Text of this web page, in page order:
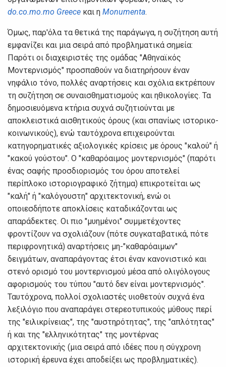
do.co.mo.mo Greece και η Monumenta.
Όμως, παρ'όλα τα θετικά της παράγωγα, η συζήτηση αυτή
εμφανίζει και μια σειρά από προβληματικά σημεία:
Παρότι οι διαχειριστές της ομάδας "Αθηναϊκός
Μοντερνισμός" προσπαθούν να διατηρήσουν έναν
νηφάλιο τόνο, πολλές αναρτήσεις και σχόλια εκτρέπουν
τη συζήτηση σε συναισθηματισμούς και ηθικολογίες. Τα
δημοσιευόμενα κτήρια συχνά συζητιούνται με
αποκλειστικά αισθητικούς όρους (και σπανίως ιστορικο-
κοινωνικούς), ενώ ταυτόχρονα επιχειρούνται
κατηγορηματικές αξιολογικές κρίσεις με όρους "καλού" ή
"κακού γούστου". Ο "καθαρόαιμος μοντερνισμός" (παρότι
ένας σαφής προσδιορισμός του όρου αποτελεί
περίπλοκο ιστοριογραφικό ζήτημα) επικροτείται ως
"καλή" ή "καλόγουστη" αρχιτεκτονική, ενώ οι
οποιεσδήποτε αποκλίσεις καταδικάζονται ως
απαράδεκτες. Οι πιο "μυημένοι" συμμετέχοντες
φροντίζουν να σχολιάζουν (πότε συγκαταβατικά, πότε
περιφρονητικά) αναρτήσεις μη-"καθαρόαιμων"
δειγμάτων, αναπαράγοντας έτσι έναν κανονιστικό και
στενό ορισμό του μοντερνισμού μέσα από ολιγόλογους
αφορισμούς του τύπου "αυτό δεν είναι μοντερνισμός".
Ταυτόχρονα, πολλοί σχολιαστές υιοθετούν συχνά ένα
λεξιλόγιο που αναπαράγει στερεοτυπικούς μύθους περί
της "ειλικρίνειας", της "αυστηρότητας", της "απλότητας"
ή και της "ελληνικότητας" της μοντέρνας
αρχιτεκτονικής (μια σειρά από ιδέες που η σύγχρονη
ιστορική έρευνα έχει αποδείξει ως προβληματικές).